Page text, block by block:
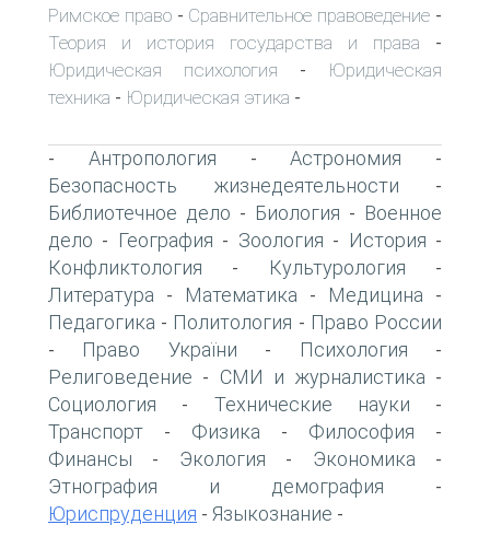
Римское право- Сравнительное правоведение -
Теория и история государства и права -
Юридическая психология -
Юридическая
техника - Юридическая этика -
- Антропология -Астрономия -
Безопасность жизнедеятельности -
Библиотечное дело - Биология - Военное
дело - География - Зоология - История -
Конфликтология - Культурология -
Литература - Математика - Медицина -
Педагогика - Политология - Право России
- Право України - Психология -
Религоведение - СМИ и журналистика -
Социология - Технические науки -
Транспорт - Физика - Философия -
Финансы - Экология - Экономика -
Этнография и демография -
Юриспруденция - Языкознание -